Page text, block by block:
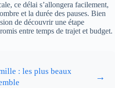
ce délai s’allongera facilement,
et la durée des pauses. Bien
de découvrir une étape
entre temps de trajet et budget.
: les plus beaux
→